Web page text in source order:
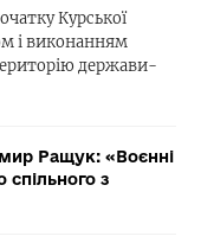
Курської
і виконанням
держави-
Ращук: «Воєнні
з